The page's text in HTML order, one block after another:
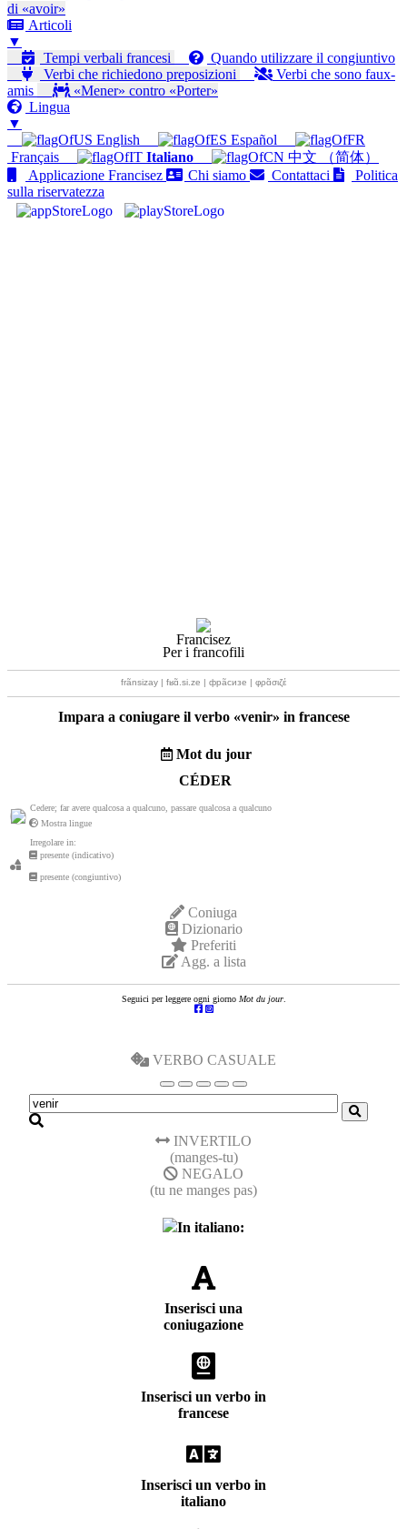
di «avoir»
Articoli
▼
Tempi verbali francesi
Quando utilizzare il congiuntivo
Verbi che richiedono preposizioni
Verbi che sono faux-
amis
«Mener» contro «Porter»
Lingua
▼
English
Español
Français
Italiano
中文 （简体）
Applicazione Francisez
Chi siamo Contattaci
Politica
sulla riservatezza
Francisez
Per i francofili
frãnsizay | fʁɑ̃.si.ze | фрãсизе | φρɑ̃σιζέ
Impara a coniugare il verbo «venir» in francese
Mot du jour
CÉDER
Cedere; far avere qualcosa a qualcuno, passare qualcosa a qualcuno
Mostra lingue
Irregolare in:
presente (indicativo)
presente (congiuntivo)
Coniuga
Dizionario
Preferiti
Agg. a lista
Seguici per leggere ogni giorno Mot du jour.
VERBO CASUALE
INVERTILO
(manges-tu)
NEGALO
(tu ne manges pas)
In italiano:
Inserisci una
coniugazione
Inserisci un verbo in
francese
Inserisci un verbo in
italiano